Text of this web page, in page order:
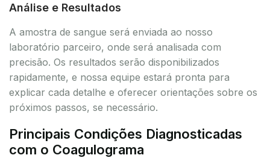
Análise e Resultados
A amostra de sangue será enviada ao nosso
laboratório parceiro, onde será analisada com
precisão. Os resultados serão disponibilizados
rapidamente, e nossa equipe estará pronta para
explicar cada detalhe e oferecer orientações sobre os
próximos passos, se necessário.
Principais Condições Diagnosticadas
com o Coagulograma